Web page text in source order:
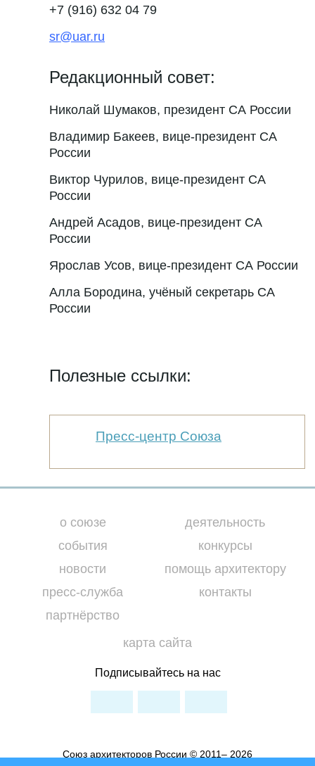
+7 (916) 632 04 79
sr@uar.ru
Редакционный совет:
Николай Шумаков, президент СА России
Владимир Бакеев, вице-президент СА
России
Виктор Чурилов, вице-президент СА
России
Андрей Асадов, вице-президент СА
России
Ярослав Усов, вице-президент СА России
Алла Бородина, учёный секретарь СА
России
Полезные ссылки:
Пресс-центр Союза
о союзе
события
новости
пресс-служба
партнёрство
деятельность
конкурсы
помощь архитектору
контакты
карта сайта
Подписывайтесь на нас
Союз архитекторов России © 2011– 2026